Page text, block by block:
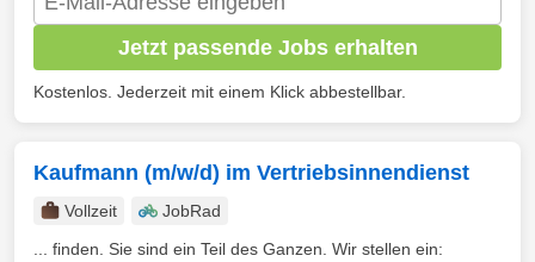
Jetzt passende Jobs erhalten
Kostenlos. Jederzeit mit einem Klick abbestellbar.
Kaufmann (m/w/d) im Vertriebsinnendienst
Vollzeit
JobRad
... finden. Sie sind ein Teil des Ganzen. Wir stellen ein: